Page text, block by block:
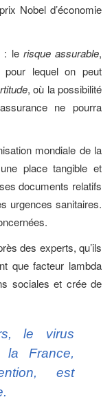
Nobel d’économie
: le risque assurable,
pour lequel on peut
, où la possibilité
ne pourra
mondiale de la
place tangible et
documents relatifs
urgences sanitaires.
des experts, qu’ils
que facteur lambda
sociales et crée de
le virus
France,
est